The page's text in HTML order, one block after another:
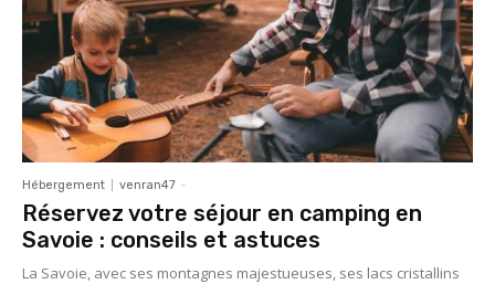
Hébergement venran47 -
Réservez votre séjour en camping en
Savoie : conseils et astuces
La Savoie, avec ses montagnes majestueuses, ses lacs cristallins